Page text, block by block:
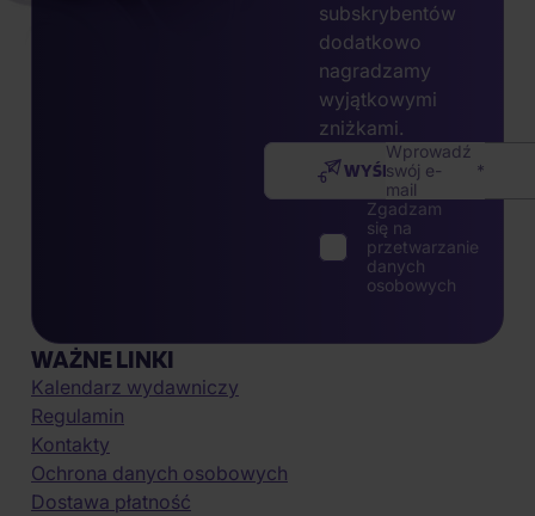
subskrybentów
dodatkowo
nagradzamy
wyjątkowymi
zniżkami.
Wprowadź
swój e-
mail
WYŚLIJ
Zgadzam
się na
przetwarzanie
danych
osobowych
WAŻNE LINKI
Kalendarz wydawniczy
Regulamin
Kontakty
Ochrona danych osobowych
Dostawa płatność